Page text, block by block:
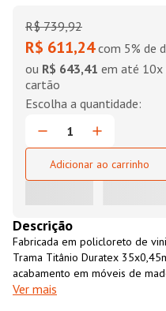
R$ 739,92
R$ 611,24 com 5% de
ou R$ 643,41 em até 10x
cartão
Adicionar ao carrinho
Descrição
Fabricada em policloreto de
Trama Titânio Duratex
acabamento em móveis de
textura impressa semelhante
Ver mais